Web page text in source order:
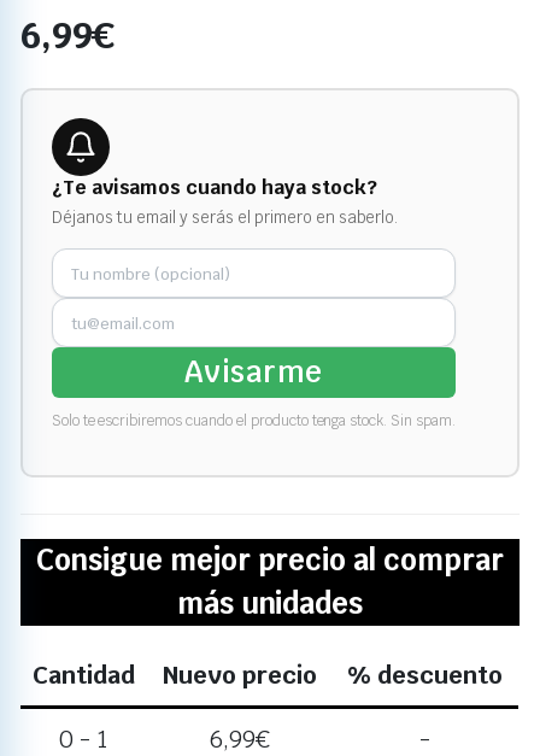
6,99€
¿Te avisamos cuando haya stock?
Déjanos tu email y serás el primero en saberlo.
Avisarme
Solo te escribiremos cuando el producto tenga stock. Sin spam.
Consigue mejor precio al comprar
más unidades
Cantidad Nuevo precio % descuento
0 - 1 6,99€ -